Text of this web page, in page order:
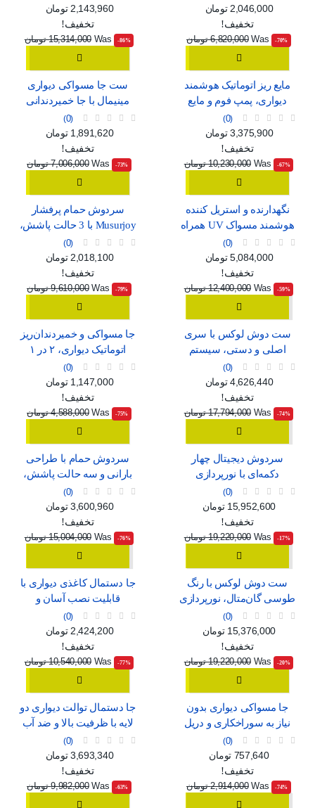
IPX5
قیمت عادی
قیمت
2,046,000 تومان
تخفیف!
‎-70%
Was 6,820,000 تومان
قیمت عادی
قیمت
2,143,960 تومان
تخفیف!
‎-86%
Was 15,314,000 تومان
مایع ریز اتوماتیک هوشمند
دیواری، پمپ فوم و مایع
تنظیم
0
قیمت عادی
قیمت
3,375,900 تومان
تخفیف!
‎-67%
Was 10,230,000 تومان
ست جا مسواکی دیواری
مینیمال با جا خمیردندانی
اتوماتیک، لیوان آهنربایی و
دو کشو ارگانایزر
0
قیمت عادی
قیمت
1,891,620 تومان
تخفیف!
‎-73%
Was 7,006,000 تومان
نگهدارنده و استریل کننده
هوشمند مسواک UV همراه
با خشک‌کن و جای لیوان
0
قیمت عادی
قیمت
5,084,000 تومان
تخفیف!
‎-59%
Was 12,400,000 تومان
سردوش حمام پرفشار
Musurjoy با 3 حالت پاشش،
مدل گرد 15 سانتی‌متری
0
قیمت عادی
قیمت
2,018,100 تومان
تخفیف!
‎-79%
Was 9,610,000 تومان
ست دوش لوکس با سری
اصلی و دستی، سیستم
فشار قوی و شلنگ بلند
0
قیمت عادی
قیمت
4,626,440 تومان
تخفیف!
‎-74%
Was 17,794,000 تومان
جا مسواکی و خمیردندان‌ریز
اتوماتیک دیواری، ۲ در ۱
0
قیمت عادی
قیمت
1,147,000 تومان
تخفیف!
‎-75%
Was 4,588,000 تومان
سردوش دیجیتال چهار
دکمه‌ای با نورپردازی
محیطی و رنگ خاکستری
0
قیمت عادی
قیمت
15,952,600 تومان
تخفیف!
‎-17%
Was 19,220,000 تومان
سردوش حمام با طراحی
بارانی و سه حالت پاشش،
مناسب برای خانواده
0
قیمت عادی
قیمت
3,600,960 تومان
تخفیف!
‎-76%
Was 15,004,000 تومان
ست دوش لوکس با رنگ
طوسی گان‌متال، نورپردازی
محیطی و نمایشگر دیجیتال
0
قیمت عادی
قیمت
15,376,000 تومان
تخفیف!
‎-20%
Was 19,220,000 تومان
جا دستمال کاغذی دیواری با
قابلیت نصب آسان و
پنجره‌ی نمایش
0
قیمت عادی
قیمت
2,424,200 تومان
تخفیف!
‎-77%
Was 10,540,000 تومان
جا مسواکی دیواری بدون
نیاز به سوراخکاری و دریل
0
قیمت عادی
قیمت
757,640 تومان
تخفیف!
‎-74%
Was 2,914,000 تومان
جا دستمال توالت دیواری دو
لایه با ظرفیت بالا و ضد آب
0
قیمت عادی
قیمت
3,693,340 تومان
تخفیف!
‎-63%
Was 9,982,000 تومان